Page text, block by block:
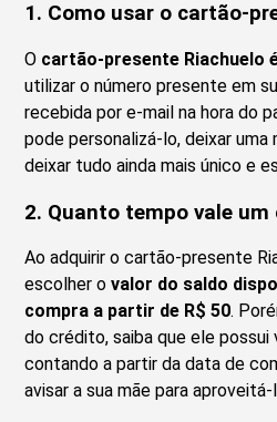
1. Como usar o cartão-
O cartão-presente Riachuelo
utilizar o número presente em
recebida por e-mail na hora do
pode personalizá-lo, deixar
deixar tudo ainda mais único e
2. Quanto tempo vale
Ao adquirir o cartão-presente
escolher ovalor do saldo
compra a partir de R$ 50.
do crédito, saiba que ele possui
contando a partir da data de
avisar a sua mãe para